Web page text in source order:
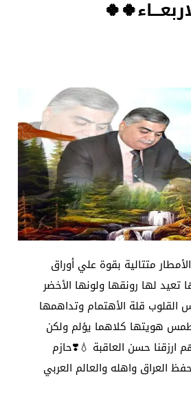
“أقلام للمأجورين وسقوط في فخ الإفلاس
ضابطان.. توقيف أربعة منتسبين بشرطة النجف
تحذير من كارثة بيئية تهدد أهوار
متتالية بقوة علي أوراق
تعيد لها رونقها ولونها الأخضر
القلوب قلة الأهتمام وتداهمها
هويتها كلاهما يؤلم ولكن
ارزقنا حسن العاقبة 💧❣️حازم
العراق واهله والعالم العربي